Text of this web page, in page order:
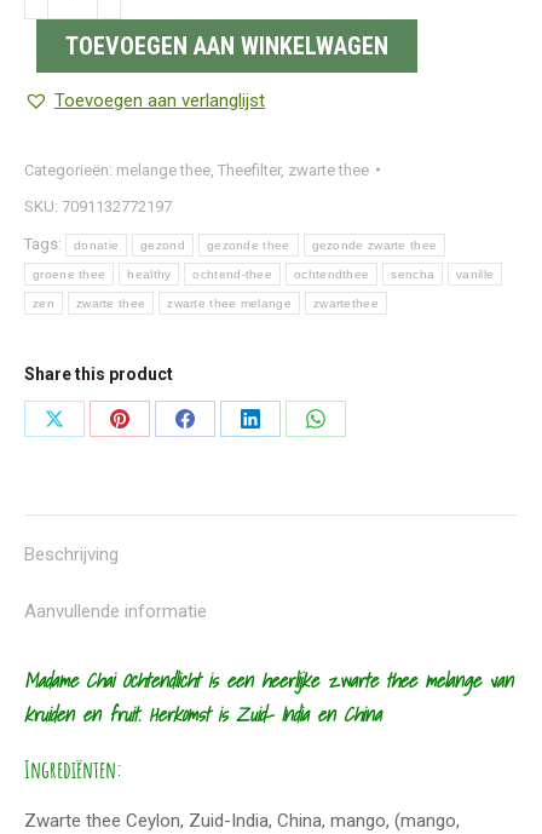
thee
melange
Ochtendlicht
TOEVOEGEN AAN WINKELWAGEN
Toevoegen aan verlanglijst
Categorieën: melange thee Theefilter, zwarte thee
SKU: 7091132772197
Tags: donatie gezond gezonde thee gezonde zwarte thee
groene thee healthy ochtend-thee ochtendthee sencha vanille
zen zwarte thee zwarte thee melange zwartethee
Share this product
Deel
Deel
Deel
Deel
Deel
Beschrijving
Aanvullende informatie
Madame Chai Ochtendlicht is een heerlijke zwarte thee melange van
kruiden en fruit. Herkomst is Zuid- India en China
Ingrediënten:
Zwarte thee Ceylon, Zuid-India, China, mango, (mango,